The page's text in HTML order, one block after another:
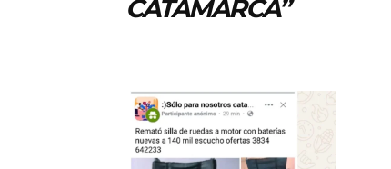
CATAMARCA”